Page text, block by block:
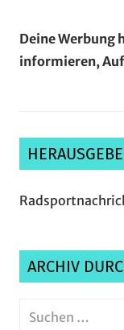
Deine Werbung
informieren,
ARCHIV
Suchen